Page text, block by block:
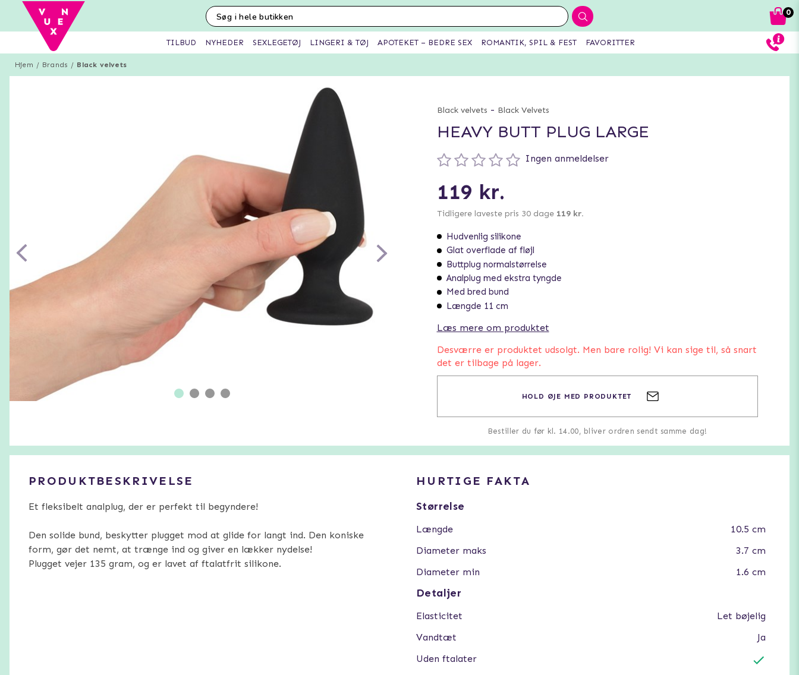
Hjem Brands Black velvets
Black velvets - Black Velvets
HEAVY BUTT PLUG LARGE
Ingen anmeldelser
119 kr.
Tidligere laveste pris 30 dage 119 kr.
Hudvenlig silikone
Glat overflade af fløjl
Buttplug normalstørrelse
Analplug med ekstra tyngde
Med bred bund
Længde 11 cm
Læs mere om produktet
Desværre er produktet udsolgt. Men bare rolig! Vi kan sige til, så snart
det er tilbage på lager.
HOLD ØJE MED PRODUKTET
Bestiller du før kl. 14.00, bliver ordren sendt samme dag!
PRODUKTBESKRIVELSE
Et fleksibelt analplug, der er perfekt til begyndere!
Den solide bund, beskytter plugget mod at glide for langt ind. Den koniske
form, gør det nemt, at trænge ind og giver en lækker nydelse!
Plugget vejer 135 gram, og er lavet af ftalatfrit silikone.
HURTIGE FAKTA
Størrelse
Længde
10.5 cm
Diameter maks
3.7 cm
Diameter min
1.6 cm
Detaljer
Elasticitet
Let bøjelig
Vandtæt
Ja
Uden ftalater
0
TILBUD NYHEDER SEXLEGETØJ LINGERI & TØJ APOTEKET – BEDRE SEX ROMANTIK, SPIL & FEST FAVORITTER